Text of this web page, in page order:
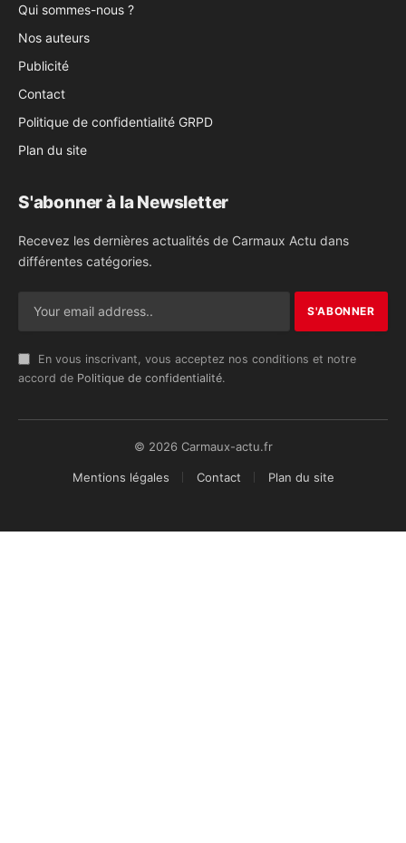
Qui sommes-nous ?
Nos auteurs
Publicité
Contact
Politique de confidentialité GRPD
Plan du site
S'abonner à la Newsletter
Recevez les dernières actualités de Carmaux Actu dans
différentes catégories.
En vous inscrivant, vous acceptez nos conditions et notre
accord de Politique de confidentialité.
© 2026 Carmaux-actu.fr
Mentions légales Contact Plan du site